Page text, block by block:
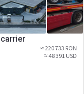
carrier
≈ 220 733 RON
≈ 48 391 USD